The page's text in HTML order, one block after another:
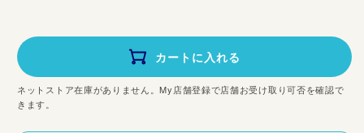
価
格
カートに入れる
ネットストア在庫がありません。My店舗登録で店舗お受け取り可否を確認で
きます。